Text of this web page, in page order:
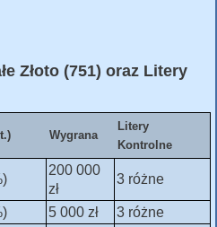
Złoto (751) oraz Litery
Wygrana
Litery
Kontrolne
200 000
zł
3 różne
5 000 zł
3 różne